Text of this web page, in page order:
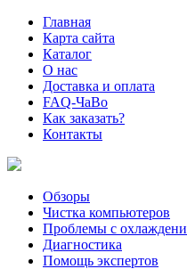
Главная
Карта сайта
Каталог
О нас
Доставка и оплата
FAQ-ЧаВо
Как заказать?
Контакты
Обзоры
Чистка компьютеров
Проблемы с
Диагностика
Помощь экспертов